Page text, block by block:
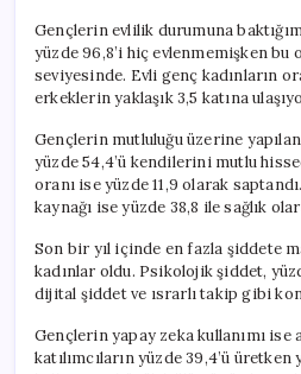
Gençlerin evlilik durumuna
yüzde 96,8’i hiç evlenmemişken bu
seviyesinde. Evli genç kadınların
erkeklerin yaklaşık 3,5 katına
Gençlerin mutluluğu üzerine
yüzde 54,4’ü kendilerini mutlu
oranı ise yüzde 11,9 olarak
kaynağı ise yüzde 38,8 ile sağlık
Son bir yıl içinde en fazla şiddete
kadınlar oldu. Psikolojik şiddet,
dijital şiddet ve ısrarlı takip gibi
Gençlerin yapay zeka kullanımı
katılımcıların yüzde 39,4’ü